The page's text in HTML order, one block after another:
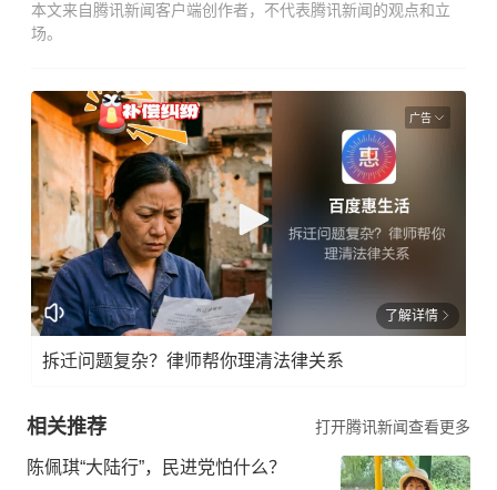
本文来自腾讯新闻客户端创作者，不代表腾讯新闻的观点和立
场。
广告
了解详情
拆迁问题复杂？律师帮你理清法律关系
相关推荐 打开腾讯新闻查看更多
陈佩琪“大陆行”，民进党怕什么？